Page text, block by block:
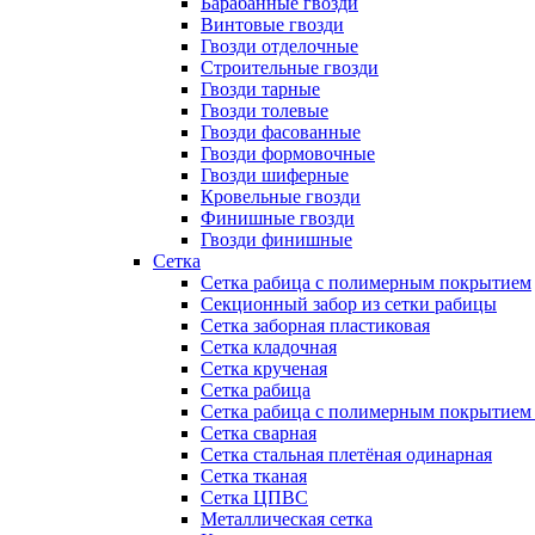
Винтовые гвозди
Гвозди отделочные
Строительные гвозди
Гвозди тарные
Гвозди толевые
Гвозди фасованные
Гвозди формовочные
Гвозди шиферные
Кровельные гвозди
Финишные гвозди
Гвозди финишные
Сетка
Сетка рабица с полимерным покрытием
Секционный забор из сетки рабицы
Сетка заборная пластиковая
Сетка кладочная
Сетка крученая
Сетка рабица
Сетка рабица с полимерным покрытием
Сетка сварная
Сетка стальная плетёная одинарная
Сетка тканая
Сетка ЦПВС
Металлическая сетка